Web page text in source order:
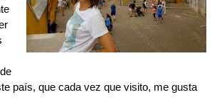
país, que cada vez que visito, me gusta